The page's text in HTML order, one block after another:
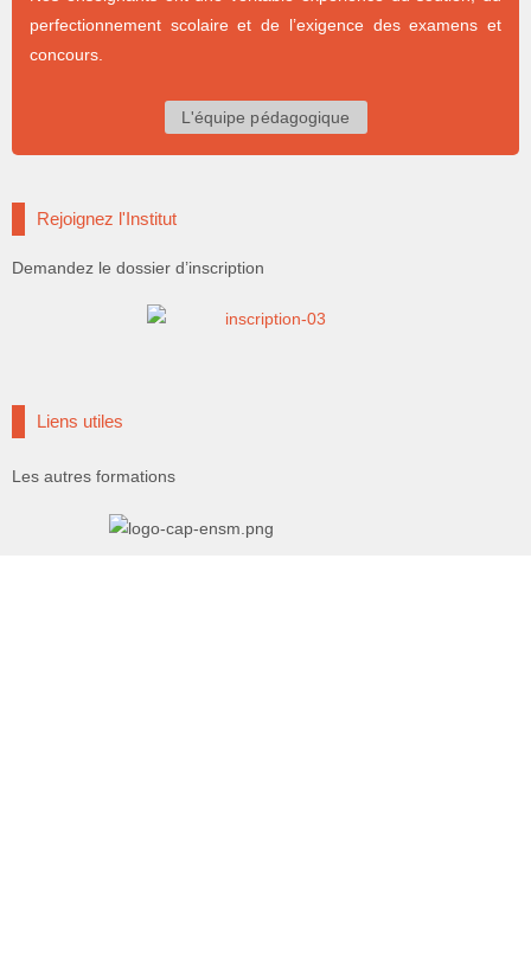
perfectionnement scolaire et de l’exigence des examens et
concours.
L'équipe pédagogique
Rejoignez l'Institut
Demandez le dossier d’inscription
Liens utiles
Les autres formations